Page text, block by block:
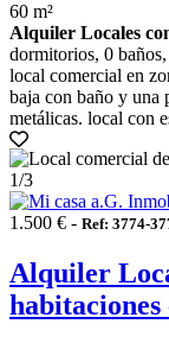
60 m²
Alquiler Locales
dormitorios, 0
local comercial en
baja con baño y una
metálicas. local con
1/3
1.500 € - Ref: 3774-
Alquiler